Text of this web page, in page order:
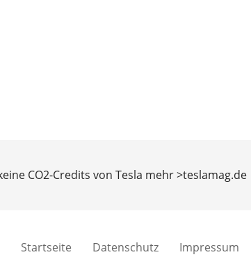
CO2-Credits von Tesla mehr >teslamag.de
Startseite Datenschutz Impressum